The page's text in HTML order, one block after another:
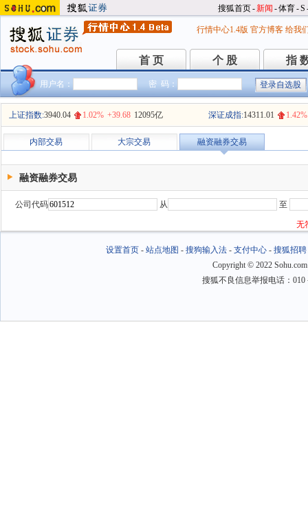
搜狐首页-新闻 -体育-S
行情中心1.4版 官方博客 给我
首 页
首 页 个 股
个 股 指
指
用户名： 密 码：
上证指数:3940.04 1.02% +39.68 12095亿 深证成指:14311.01 1.42%
内部交易 大宗交易 融资融券交易
融资融券交易
公司代码 从 至
无
设置首页 -站点地图 -搜狗输入法 -支付中心 -搜狐招聘
Copyright © 2022
搜狐不良信息举报电话：010